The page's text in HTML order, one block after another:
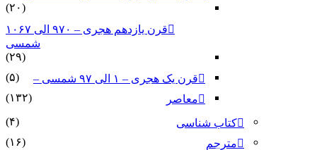
(۲۰)
قرن یازدهم هجری – ۹۷۰ الی ۱۰۶۷
شمسی
(۲۹)
قرن یک هجری – ۱ الی ۹۷ شمسی –
(۵)
معاصر
(۱۳۲)
کتاب شناسی
(۴)
مترجم
(۱۶)